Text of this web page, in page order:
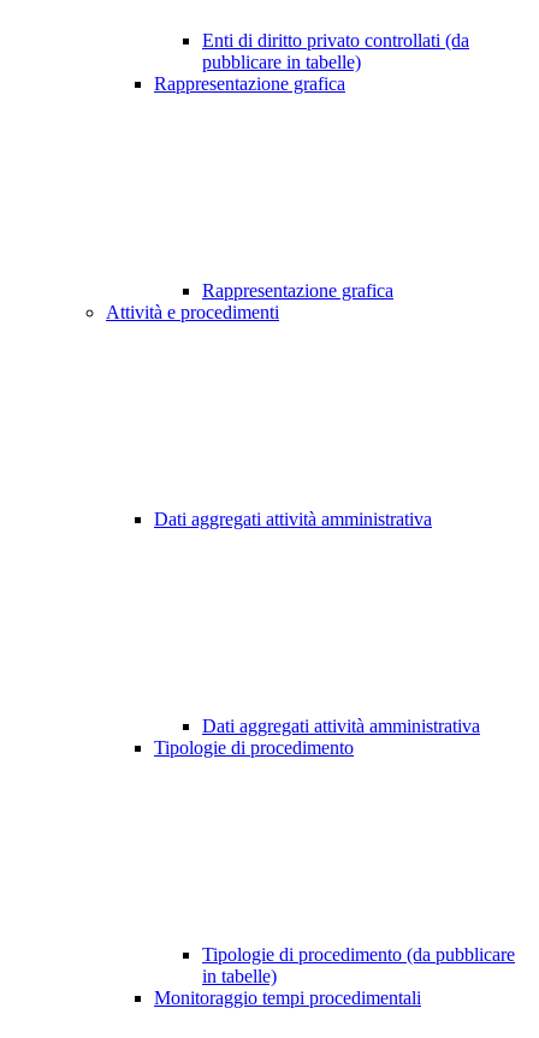
Enti di diritto privato controllati (da
pubblicare in tabelle)
Rappresentazione grafica
Rappresentazione grafica
Attività e procedimenti
Dati aggregati attività amministrativa
Dati aggregati attività amministrativa
Tipologie di procedimento
Tipologie di procedimento (da pubblicare
in tabelle)
Monitoraggio tempi procedimentali